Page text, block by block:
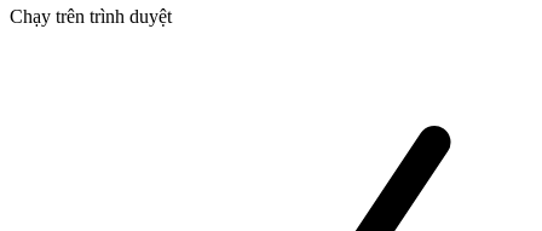
Chạy trên trình duyệt